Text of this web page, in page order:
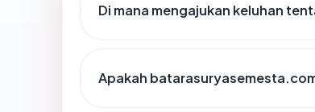
Di mana mengajukan keluhan
Apakah